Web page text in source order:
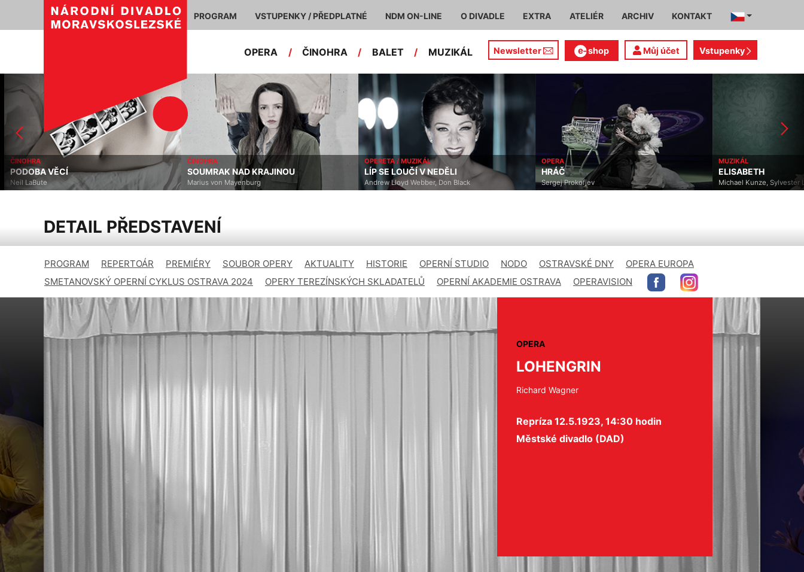
PROGRAM VSTUPENKY / PŘEDPLATNÉ NDM ON-LINE O DIVADLE EXTRA ATELIÉR ARCHIV KONTAKT
OPERA / ČINOHRA / BALET / MUZIKÁL Newsletter shop Můj účet Vstupenky
ČINOHRA
PODOBA VĚCÍ
Neil LaBute
ČINOHRA
SOUMRAK NAD KRAJINOU
Marius von Mayenburg
OPERETA / MUZIKÁL
LÍP SE LOUČÍ V NEDĚLI
Andrew Lloyd Webber, Don Black
OPERA
HRÁČ
Sergej Prokofjev
MUZIKÁL
ELISABETH
Michael Kunze, Sylvester
DETAIL PŘEDSTAVENÍ
PROGRAM REPERTOÁR PREMIÉRY SOUBOR OPERY AKTUALITY HISTORIE OPERNÍ STUDIO NODO OSTRAVSKÉ DNY
OPERA EUROPA
SMETANOVSKÝ OPERNÍ CYKLUS OSTRAVA 2024
OPERY TEREZÍNSKÝCH SKLADATELŮ OPERNÍ AKADEMIE OSTRAVA OPERAVISION
OPERA
LOHENGRIN
Richard Wagner
Repríza 12.5.1923, 14:30 hodin
Městské divadlo (DAD)